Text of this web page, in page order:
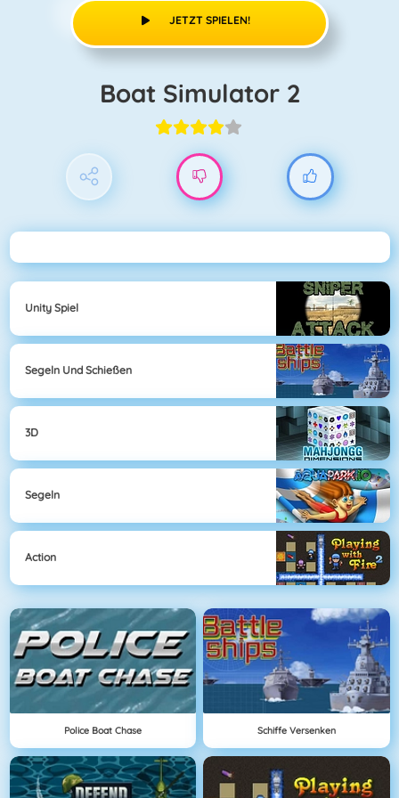
JETZT SPIELEN!
Boat Simulator 2
Unity Spiel
Segeln Und Schießen
3D
Segeln
Action
Police Boat Chase Schiffe Versenken